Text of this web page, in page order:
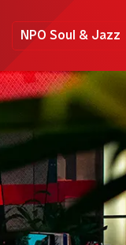
NPO Soul & Jazz